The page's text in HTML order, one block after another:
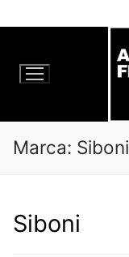
para
conteúdo
Marca: Siboni
Siboni